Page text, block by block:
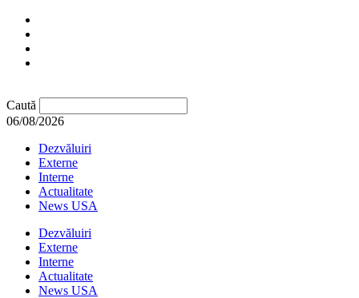
Caută
06/08/2026
Dezvăluiri
Externe
Interne
Actualitate
News USA
Dezvăluiri
Externe
Interne
Actualitate
News USA